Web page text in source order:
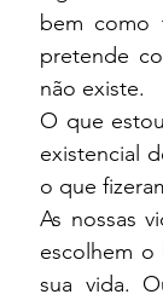
bem como
pretende
não existe.
O que
existencial
o que
As nossas
escolhem o
sua vida.